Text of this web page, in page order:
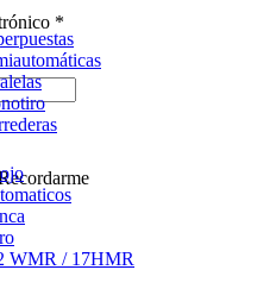
*
WMR / 17HMR